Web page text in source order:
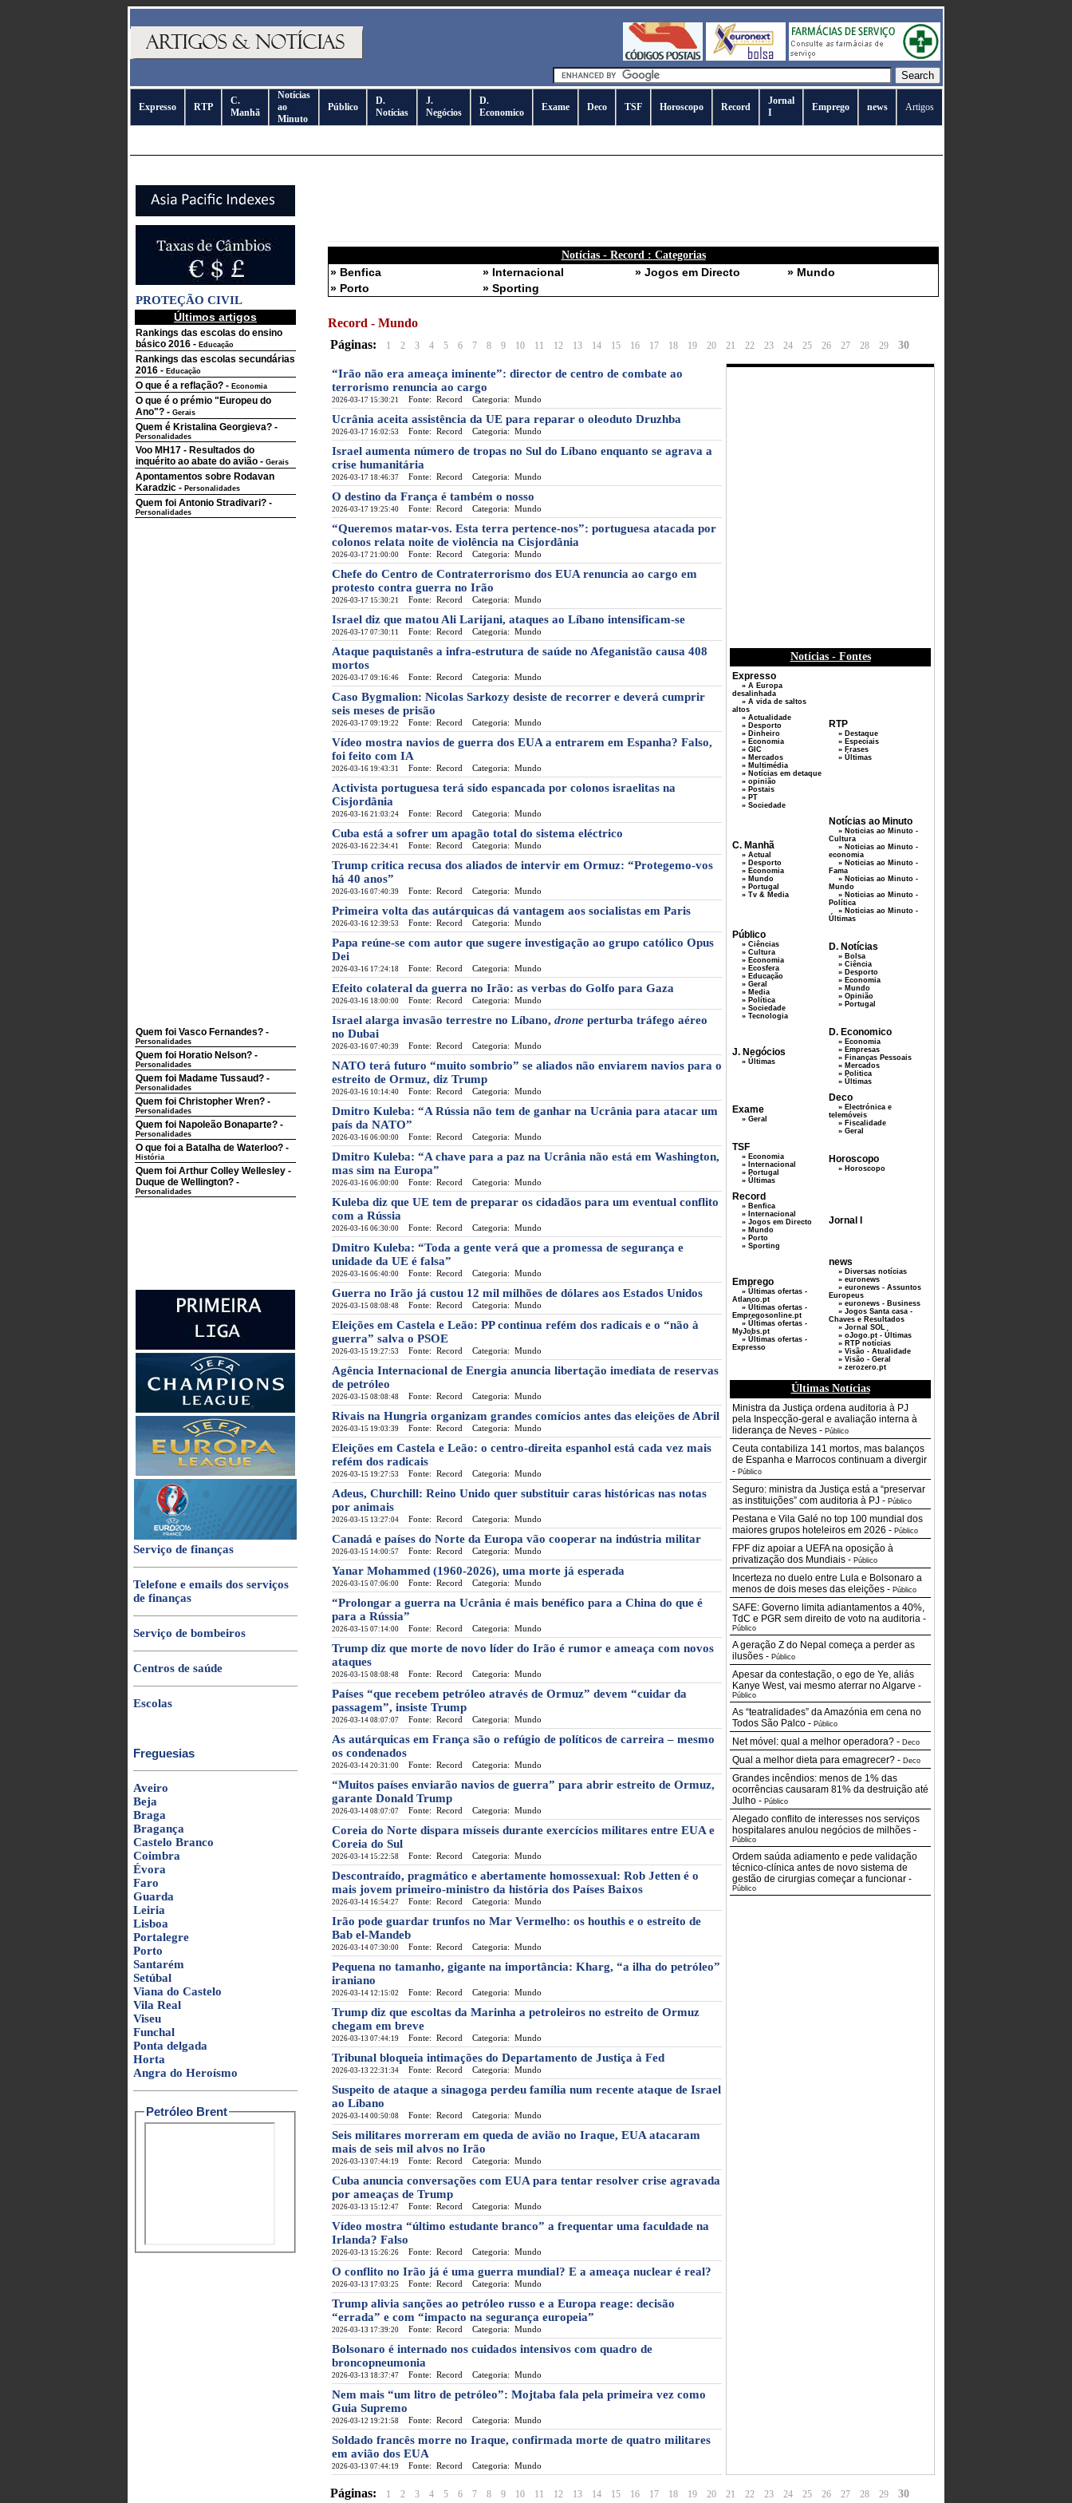
Expresso RTP
C.
Manhã
Notícias
ao
Minuto
Público
D.
Notícias
J.
Negócios
D.
Economico
Exame Deco TSF Horoscopo Record
Jornal
I
Emprego news Artigos
PROTEÇÃO CIVIL
Últimos artigos
Rankings das escolas do ensino
básico 2016 - Educação
Rankings das escolas secundárias
2016 - Educação
O que é a reflação? - Economia
O que é o prémio "Europeu do
Ano"? - Gerais
Quem é Kristalina Georgieva? -
Personalidades
Voo MH17 - Resultados do
inquérito ao abate do avião - Gerais
Apontamentos sobre Rodavan
Karadzic - Personalidades
Quem foi Antonio Stradivari? -
Personalidades
Quem foi Vasco Fernandes? -
Personalidades
Quem foi Horatio Nelson? -
Personalidades
Quem foi Madame Tussaud? -
Personalidades
Quem foi Christopher Wren? -
Personalidades
Quem foi Napoleão Bonaparte? -
Personalidades
O que foi a Batalha de Waterloo? -
História
Quem foi Arthur Colley Wellesley -
Duque de Wellington? -
Personalidades
Serviço de finanças
Telefone e emails dos serviços
de finanças
Serviço de bombeiros
Centros de saúde
Escolas
Freguesias
Aveiro
Beja
Braga
Bragança
Castelo Branco
Coimbra
Évora
Faro
Guarda
Leiria
Lisboa
Portalegre
Porto
Santarém
Setúbal
Viana do Castelo
Vila Real
Viseu
Funchal
Ponta delgada
Horta
Angra do Heroísmo
Petróleo Brent
Notícias - Record : Categorias
» Benfica » Internacional » Jogos em Directo
» Mundo
» Porto
» Sporting
Record - Mundo
Páginas:
1 2 3 4 5 6 7 8 9 10 11 12 13 14 15 16 17 18 19 20 21 22 23 24 25 26 27 28 29 30
“Irão não era ameaça iminente”: director de centro de combate ao
terrorismo renuncia ao cargo
2026-03-17 15:30:21 Fonte: Record Categoria: Mundo
Ucrânia aceita assistência da UE para reparar o oleoduto Druzhba
2026-03-17 16:02:53 Fonte: Record Categoria: Mundo
Israel aumenta número de tropas no Sul do Líbano enquanto se agrava a
crise humanitária
2026-03-17 18:46:37 Fonte: Record Categoria: Mundo
O destino da França é também o nosso
2026-03-17 19:25:40 Fonte: Record Categoria: Mundo
“Queremos matar-vos. Esta terra pertence-nos”: portuguesa atacada por
colonos relata noite de violência na Cisjordânia
2026-03-17 21:00:00 Fonte: Record Categoria: Mundo
Chefe do Centro de Contraterrorismo dos EUA renuncia ao cargo em
protesto contra guerra no Irão
2026-03-17 15:30:21 Fonte: Record Categoria: Mundo
Israel diz que matou Ali Larijani, ataques ao Líbano intensificam-se
2026-03-17 07:30:11 Fonte: Record Categoria: Mundo
Ataque paquistanês a infra-estrutura de saúde no Afeganistão causa 408
mortos
2026-03-17 09:16:46 Fonte: Record Categoria: Mundo
Caso Bygmalion: Nicolas Sarkozy desiste de recorrer e deverá cumprir
seis meses de prisão
2026-03-17 09:19:22 Fonte: Record Categoria: Mundo
Vídeo mostra navios de guerra dos EUA a entrarem em Espanha? Falso,
foi feito com IA
2026-03-16 19:43:31 Fonte: Record Categoria: Mundo
Activista portuguesa terá sido espancada por colonos israelitas na
Cisjordânia
2026-03-16 21:03:24 Fonte: Record Categoria: Mundo
Cuba está a sofrer um apagão total do sistema eléctrico
2026-03-16 22:34:41 Fonte: Record Categoria: Mundo
Trump critica recusa dos aliados de intervir em Ormuz: “Protegemo-vos
há 40 anos”
2026-03-16 07:40:39 Fonte: Record Categoria: Mundo
Primeira volta das autárquicas dá vantagem aos socialistas em Paris
2026-03-16 12:39:53 Fonte: Record Categoria: Mundo
Papa reúne-se com autor que sugere investigação ao grupo católico Opus
Dei
2026-03-16 17:24:18 Fonte: Record Categoria: Mundo
Efeito colateral da guerra no Irão: as verbas do Golfo para Gaza
2026-03-16 18:00:00 Fonte: Record Categoria: Mundo
Israel alarga invasão terrestre no Líbano, drone perturba tráfego aéreo
no Dubai
2026-03-16 07:40:39 Fonte: Record Categoria: Mundo
NATO terá futuro “muito sombrio” se aliados não enviarem navios para o
estreito de Ormuz, diz Trump
2026-03-16 10:14:40 Fonte: Record Categoria: Mundo
Dmitro Kuleba: “A Rússia não tem de ganhar na Ucrânia para atacar um
país da NATO”
2026-03-16 06:00:00 Fonte: Record Categoria: Mundo
Dmitro Kuleba: “A chave para a paz na Ucrânia não está em Washington,
mas sim na Europa”
2026-03-16 06:00:00 Fonte: Record Categoria: Mundo
Kuleba diz que UE tem de preparar os cidadãos para um eventual conflito
com a Rússia
2026-03-16 06:30:00 Fonte: Record Categoria: Mundo
Dmitro Kuleba: “Toda a gente verá que a promessa de segurança e
unidade da UE é falsa”
2026-03-16 06:40:00 Fonte: Record Categoria: Mundo
Guerra no Irão já custou 12 mil milhões de dólares aos Estados Unidos
2026-03-15 08:08:48 Fonte: Record Categoria: Mundo
Eleições em Castela e Leão: PP continua refém dos radicais e o “não à
guerra” salva o PSOE
2026-03-15 19:27:53 Fonte: Record Categoria: Mundo
Agência Internacional de Energia anuncia libertação imediata de reservas
de petróleo
2026-03-15 08:08:48 Fonte: Record Categoria: Mundo
Rivais na Hungria organizam grandes comícios antes das eleições de Abril
2026-03-15 19:03:39 Fonte: Record Categoria: Mundo
Eleições em Castela e Leão: o centro-direita espanhol está cada vez mais
refém dos radicais
2026-03-15 19:27:53 Fonte: Record Categoria: Mundo
Adeus, Churchill: Reino Unido quer substituir caras históricas nas notas
por animais
2026-03-15 13:27:04 Fonte: Record Categoria: Mundo
Canadá e países do Norte da Europa vão cooperar na indústria militar
2026-03-15 14:00:57 Fonte: Record Categoria: Mundo
Yanar Mohammed (1960-2026), uma morte já esperada
2026-03-15 07:06:00 Fonte: Record Categoria: Mundo
“Prolongar a guerra na Ucrânia é mais benéfico para a China do que é
para a Rússia”
2026-03-15 07:14:00 Fonte: Record Categoria: Mundo
Trump diz que morte de novo líder do Irão é rumor e ameaça com novos
ataques
2026-03-15 08:08:48 Fonte: Record Categoria: Mundo
Países “que recebem petróleo através de Ormuz” devem “cuidar da
passagem”, insiste Trump
2026-03-14 08:07:07 Fonte: Record Categoria: Mundo
As autárquicas em França são o refúgio de políticos de carreira – mesmo
os condenados
2026-03-14 20:31:00 Fonte: Record Categoria: Mundo
“Muitos países enviarão navios de guerra” para abrir estreito de Ormuz,
garante Donald Trump
2026-03-14 08:07:07 Fonte: Record Categoria: Mundo
Coreia do Norte dispara mísseis durante exercícios militares entre EUA e
Coreia do Sul
2026-03-14 15:22:58 Fonte: Record Categoria: Mundo
Descontraído, pragmático e abertamente homossexual: Rob Jetten é o
mais jovem primeiro-ministro da história dos Países Baixos
2026-03-14 16:54:27 Fonte: Record Categoria: Mundo
Irão pode guardar trunfos no Mar Vermelho: os houthis e o estreito de
Bab el-Mandeb
2026-03-14 07:30:00 Fonte: Record Categoria: Mundo
Pequena no tamanho, gigante na importância: Kharg, “a ilha do petróleo”
iraniano
2026-03-14 12:15:02 Fonte: Record Categoria: Mundo
Trump diz que escoltas da Marinha a petroleiros no estreito de Ormuz
chegam em breve
2026-03-13 07:44:19 Fonte: Record Categoria: Mundo
Tribunal bloqueia intimações do Departamento de Justiça à Fed
2026-03-13 22:31:34 Fonte: Record Categoria: Mundo
Suspeito de ataque a sinagoga perdeu família num recente ataque de Israel
ao Líbano
2026-03-14 00:50:08 Fonte: Record Categoria: Mundo
Seis militares morreram em queda de avião no Iraque, EUA atacaram
mais de seis mil alvos no Irão
2026-03-13 07:44:19 Fonte: Record Categoria: Mundo
Cuba anuncia conversações com EUA para tentar resolver crise agravada
por ameaças de Trump
2026-03-13 15:12:47 Fonte: Record Categoria: Mundo
Vídeo mostra “último estudante branco” a frequentar uma faculdade na
Irlanda? Falso
2026-03-13 15:26:26 Fonte: Record Categoria: Mundo
O conflito no Irão já é uma guerra mundial? E a ameaça nuclear é real?
2026-03-13 17:03:25 Fonte: Record Categoria: Mundo
Trump alivia sanções ao petróleo russo e a Europa reage: decisão
“errada” e com “impacto na segurança europeia”
2026-03-13 17:39:20 Fonte: Record Categoria: Mundo
Bolsonaro é internado nos cuidados intensivos com quadro de
broncopneumonia
2026-03-13 18:37:47 Fonte: Record Categoria: Mundo
Nem mais “um litro de petróleo”: Mojtaba fala pela primeira vez como
Guia Supremo
2026-03-12 19:21:58 Fonte: Record Categoria: Mundo
Soldado francês morre no Iraque, confirmada morte de quatro militares
em avião dos EUA
2026-03-13 07:44:19 Fonte: Record Categoria: Mundo
Notícias - Fontes
Expresso
» A Europa
desalinhada
» A vida de saltos
altos
» Actualidade
» Desporto
» Dinheiro
» Economia
» GIC
» Mercados
» Multimédia
» Notícias em detaque
» opinião
» Postais
» PT
» Sociedade
RTP
» Destaque
» Especiais
» Frases
» Últimas
C. Manhã
» Actual
» Desporto
» Economia
» Mundo
» Portugal
» Tv & Media
Notícias ao Minuto
» Noticias ao Minuto -
Cultura
» Noticias ao Minuto -
economia
» Noticias ao Minuto -
Fama
» Noticias ao Minuto -
Mundo
» Noticias ao Minuto -
Política
» Noticias ao Minuto -
Últimas
Público
» Ciências
» Cultura
» Economia
» Ecosfera
» Educação
» Geral
» Media
» Política
» Sociedade
» Tecnologia
D. Notícias
» Bolsa
» Ciência
» Desporto
» Economia
» Mundo
» Opinião
» Portugal
J. Negócios
» Últimas
D. Economico
» Economia
» Empresas
» Finanças Pessoais
» Mercados
» Politica
» Últimas
Exame
» Geral
Deco
» Electrónica e
telemóveis
» Fiscalidade
» Geral
TSF
» Economia
» Internacional
» Portugal
» Últimas
Horoscopo
» Horoscopo
Record
» Benfica
» Internacional
» Jogos em Directo
» Mundo
» Porto
» Sporting
Jornal I
Emprego
» Últimas ofertas -
Atlanco.pt
» Últimas ofertas -
Empregosonline.pt
» Últimas ofertas -
MyJobs.pt
» Últimas ofertas -
Expresso
news
» Diversas notícias
» euronews
» euronews - Assuntos
Europeus
» euronews - Business
» Jogos Santa casa -
Chaves e Resultados
» Jornal SOL
» oJogo.pt - Últimas
» RTP notícias
» Visão - Atualidade
» Visão - Geral
» zerozero.pt
Últimas Notícias
Ministra da Justiça ordena auditoria à PJ
pela Inspecção-geral e avaliação interna à
liderança de Neves - Público
Ceuta contabiliza 141 mortos, mas balanços
de Espanha e Marrocos continuam a divergir
- Público
Seguro: ministra da Justiça está a “preservar
as instituições” com auditoria à PJ - Público
Pestana e Vila Galé no top 100 mundial dos
maiores grupos hoteleiros em 2026 - Público
FPF diz apoiar a UEFA na oposição à
privatização dos Mundiais - Público
Incerteza no duelo entre Lula e Bolsonaro a
menos de dois meses das eleições - Público
SAFE: Governo limita adiantamentos a 40%,
TdC e PGR sem direito de voto na auditoria -
Público
A geração Z do Nepal começa a perder as
ilusões - Público
Apesar da contestação, o ego de Ye, aliás
Kanye West, vai mesmo aterrar no Algarve -
Público
As “teatralidades” da Amazónia em cena no
Todos São Palco - Público
Net móvel: qual a melhor operadora? - Deco
Qual a melhor dieta para emagrecer? - Deco
Grandes incêndios: menos de 1% das
ocorrências causaram 81% da destruição até
Julho - Público
Alegado conflito de interesses nos serviços
hospitalares anulou negócios de milhões -
Público
Ordem saúda adiamento e pede validação
técnico-clínica antes de novo sistema de
gestão de cirurgias começar a funcionar -
Público
Páginas: 1 2 3 4 5 6 7 8 9 10 11 12 13 14 15 16 17 18 19 20 21 22 23 24 25 26 27 28 29 30